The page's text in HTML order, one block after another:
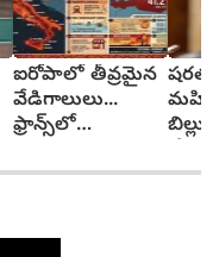
ఐరోపాలో తీవ్రమైన
వేడిగాలులు...
ఫ్రాన్స్‌లో
రవాణా వ్యవస్థలకు
మహిళా
గాంధీ